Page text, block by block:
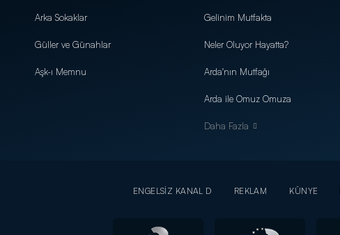
Arka Sokaklar
Güller ve Günahlar
Aşk-ı Memnu
Gelinim Mutfakta
Neler Oluyor Hayatta?
Arda'nın Mutfağı
Arda ile Omuz Omuza
Daha Fazla
ENGELSİZ KANAL D REKLAM KÜNYE